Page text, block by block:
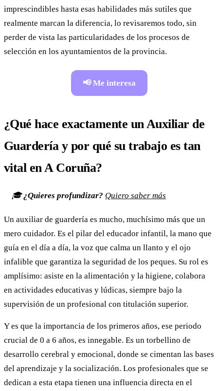
imprescindibles hasta esas habilidades más sutiles que
realmente marcan la diferencia, lo revisaremos todo, sin
perder de vista las particularidades de los procesos de
selección en los ayuntamientos de la provincia.
📢 Me interesa
¿Qué hace exactamente un Auxiliar de
Guardería y por qué su trabajo es tan
vital en A Coruña?
🎓¿Quieres profundizar? Quiero saber más
Un auxiliar de guardería es mucho, muchísimo más que un
mero cuidador. Es el pilar del educador infantil, la mano que
guía en el día a día, la voz que calma un llanto y el ojo
infalible que garantiza la seguridad de los peques. Su rol es
amplísimo: asiste en la alimentación y la higiene, colabora
en actividades educativas y lúdicas, siempre bajo la
supervisión de un profesional con titulación superior.
Y es que la importancia de los primeros años, ese periodo
crucial de 0 a 6 años, es innegable. Es un torbellino de
desarrollo cerebral y emocional, donde se cimentan las bases
del aprendizaje y la socialización. Los profesionales que se
dedican a esta etapa tienen una influencia directa en el